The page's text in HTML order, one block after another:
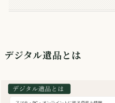
デジタル遺品とは